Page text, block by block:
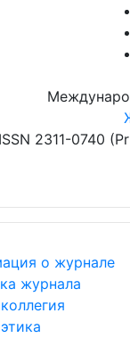
ISSN 2311-0740
о журнале
журнала